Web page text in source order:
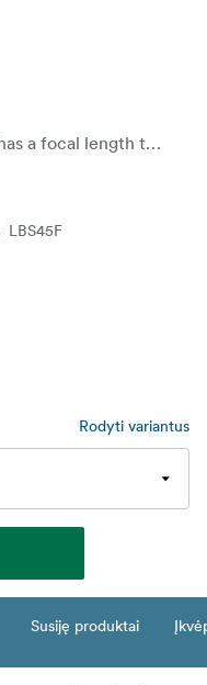
The Sol 45 camera lens for Fuji X has a focal length that is wonderful, and you can use it for just about every genre of photography, from macro to lifestyle. Make selective focus photography as easy as tilt, focus, shoot with the Sol 45. This compact lens creates a sweet spot of focus effect surrounded by smooth bokeh.
LBS45F
Rodyti variantus
Susiję produktai